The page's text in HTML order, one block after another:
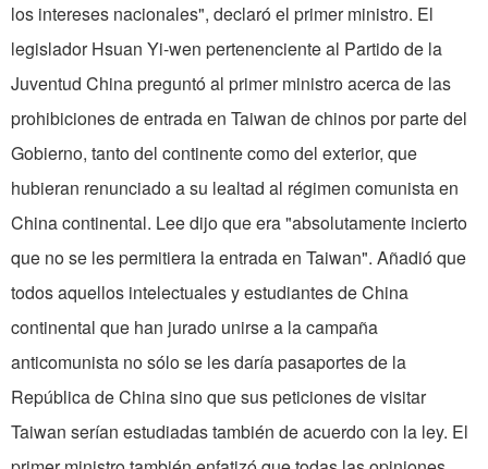
los intereses nacionales", declaró el primer ministro. El
legislador Hsuan Yi-wen pertenenciente al Partido de la
Juventud China preguntó al primer ministro acerca de las
prohibiciones de entrada en Taiwan de chinos por parte del
Gobierno, tanto del continente como del exterior, que
hubieran renunciado a su lealtad al régimen comunista en
China continental. Lee dijo que era "absolutamente incierto
que no se les permitiera la entrada en Taiwan". Añadió que
todos aquellos intelectuales y estudiantes de China
continental que han jurado unirse a la campaña
anticomunista no sólo se les daría pasaportes de la
República de China sino que sus peticiones de visitar
Taiwan serían estudiadas también de acuerdo con la ley. El